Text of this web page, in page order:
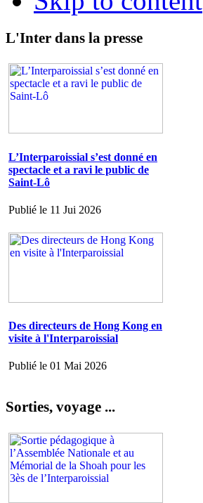
L'Inter dans la presse
L’Interparoissial s’est donné en
spectacle et a ravi le public de
Saint-Lô
Publié le 11 Jui 2026
Des directeurs de Hong Kong en
visite à l'Interparoissial
Publié le 01 Mai 2026
Sorties, voyage ...